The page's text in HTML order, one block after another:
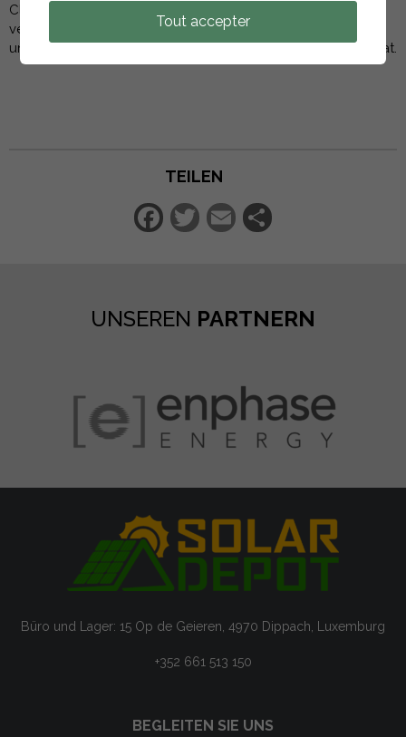
ClickFit EVO Haken wird die Installation Ihrer Solarmodule
vereinfacht: Befestigen Sie einfach die Schienen am Haken
und positionieren Sie die Module im Hoch- oder Querformat.
TEILEN
Facebook
Twitter
Email
UNSEREN PARTNERN
Büro und Lager: 15 Op de Geieren, 4970 Dippach, Luxemburg
+352 661 513 150
BEGLEITEN SIE UNS
Tout accepter